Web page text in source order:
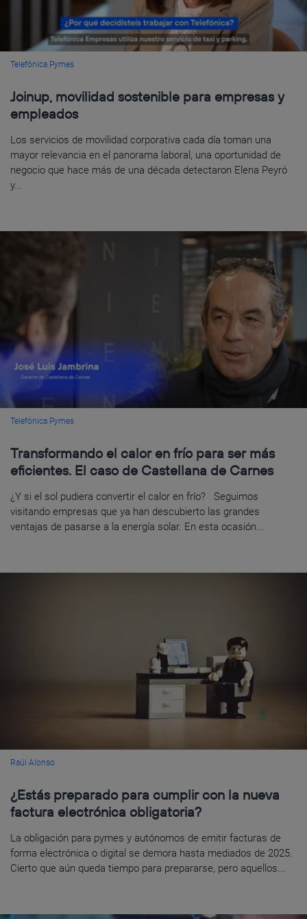
Telefónica Pymes
Joinup, movilidad sostenible para empresas y
empleados
Los servicios de movilidad corporativa cada día toman una
mayor relevancia en el panorama laboral, una oportunidad de
negocio que hace más de una década detectaron Elena Peyró
y...
Telefónica Pymes
Transformando el calor en frío para ser más
eficientes. El caso de Castellana de Carnes
¿Y si el sol pudiera convertir el calor en frío? Seguimos
visitando empresas que ya han descubierto las grandes
ventajas de pasarse a la energía solar. En esta ocasión...
Raúl Alonso
¿Estás preparado para cumplir con la nueva
factura electrónica obligatoria?
La obligación para pymes y autónomos de emitir facturas de
forma electrónica o digital se demora hasta mediados de 2025.
Cierto que aún queda tiempo para prepararse, pero aquellos...